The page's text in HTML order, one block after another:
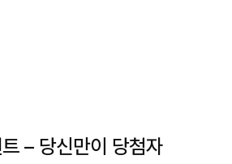
– 당신만이 당첨자